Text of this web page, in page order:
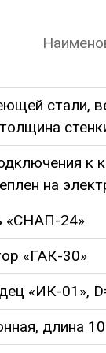
стали,
к
на
«СНАП-24»
«ГАК-30»
«ИК-01»,
длина